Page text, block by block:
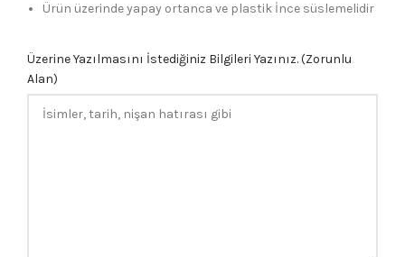
Ürün üzerinde yapay ortanca ve plastik İnce süslemelidir
Üzerine Yazılmasını İstediğiniz Bilgileri Yazınız. (Zorunlu
Alan)